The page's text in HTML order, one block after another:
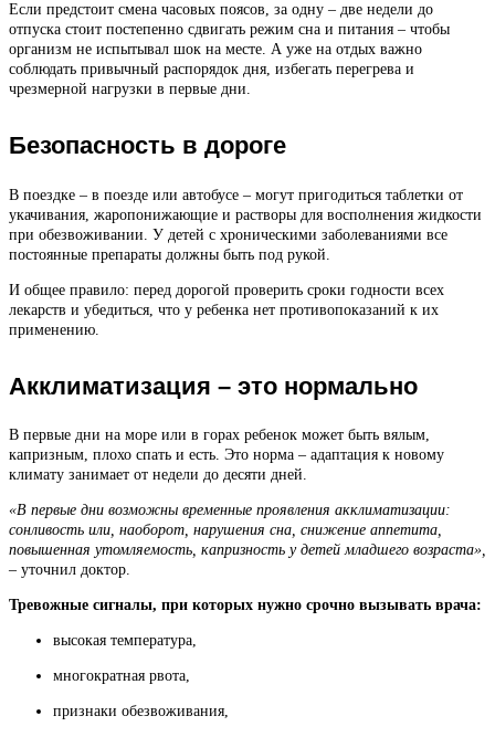
Если предстоит смена часовых поясов, за одну – две недели до
отпуска стоит постепенно сдвигать режим сна и питания – чтобы
организм не испытывал шок на месте. А уже на отдых важно
соблюдать привычный распорядок дня, избегать перегрева и
чрезмерной нагрузки в первые дни.
Безопасность в дороге
В поездке – в поезде или автобусе – могут пригодиться таблетки от
укачивания, жаропонижающие и растворы для восполнения жидкости
при обезвоживании. У детей с хроническими заболеваниями все
постоянные препараты должны быть под рукой.
И общее правило: перед дорогой проверить сроки годности всех
лекарств и убедиться, что у ребенка нет противопоказаний к их
применению.
Акклиматизация – это нормально
В первые дни на море или в горах ребенок может быть вялым,
капризным, плохо спать и есть. Это норма – адаптация к новому
климату занимает от недели до десяти дней.
«В первые дни возможны временные проявления акклиматизации:
сонливость или, наоборот, нарушения сна, снижение аппетита,
повышенная утомляемость, капризность у детей младшего возраста»,
– уточнил доктор.
Тревожные сигналы, при которых нужно срочно вызывать врача:
высокая температура,
многократная рвота,
признаки обезвоживания,